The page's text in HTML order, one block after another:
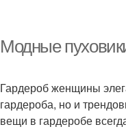
Модные
Гардероб женщины
гардероба, но и
вещи в гардеробе